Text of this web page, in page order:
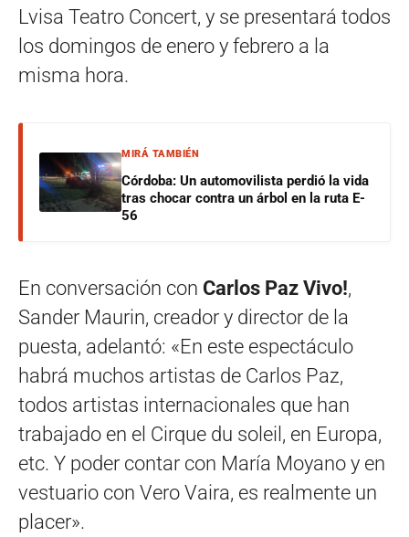
Lvisa Teatro Concert, y se presentará todos
los domingos de enero y febrero a la
misma hora.
MIRÁ TAMBIÉN
Córdoba: Un automovilista perdió la vida
tras chocar contra un árbol en la ruta E-
56
En conversación con Carlos Paz Vivo!,
Sander Maurin, creador y director de la
puesta, adelantó: «En este espectáculo
habrá muchos artistas de Carlos Paz,
todos artistas internacionales que han
trabajado en el Cirque du soleil, en Europa,
etc. Y poder contar con María Moyano y en
vestuario con Vero Vaira, es realmente un
placer».